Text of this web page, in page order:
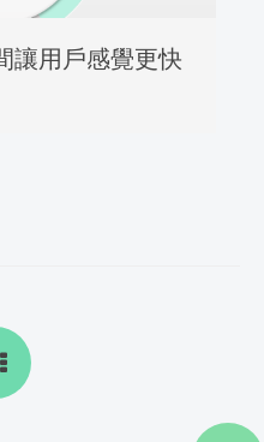
讓用戶感覺更快